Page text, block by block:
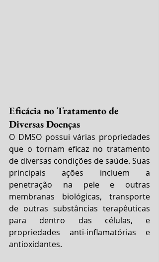
Eficácia no Tratamento de
Diversas Doenças
O DMSO possui várias propriedades
que o tornam eficaz no tratamento
de diversas condições de saúde. Suas
principais ações incluem a
penetração na pele e outras
membranas biológicas, transporte
de outras substâncias terapêuticas
para dentro das células, e
propriedades anti-inflamatórias e
antioxidantes.